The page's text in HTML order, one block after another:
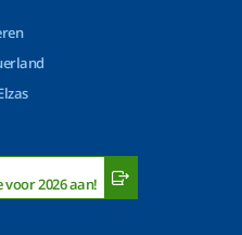
2026 aan!